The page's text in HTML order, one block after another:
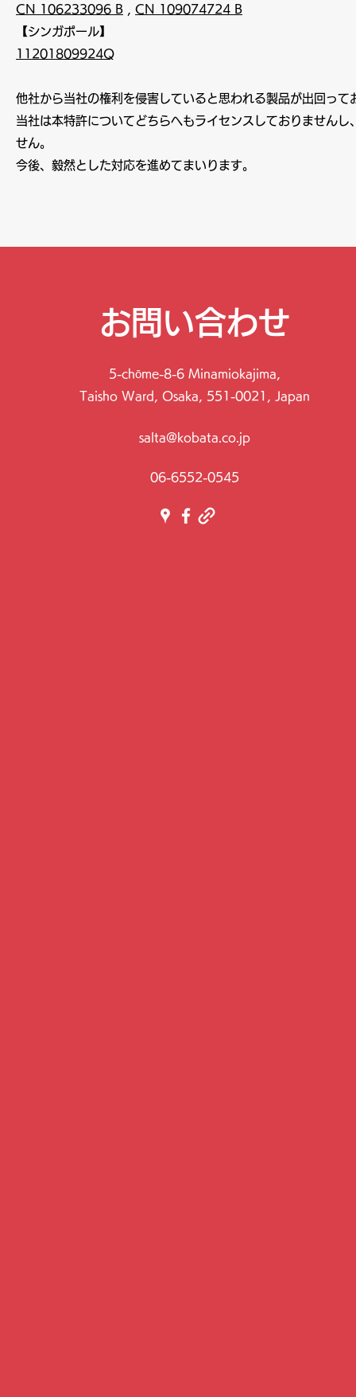
CN 106233096 B
CN 109074724 B
【シンガポール】
11201809924Q
他社から当社の権利を侵害していると思われる製品が出回って
当社は本特許についてどちらへもライセンスしておりません
せん。
今後、毅然とした対応を進めてまいります。
お問い合わせ
5-chōme-8-6 Minamiokajima,
Taisho Ward, Osaka, 551-0021, Japan
salta@kobata.co.jp
06-6552-0545